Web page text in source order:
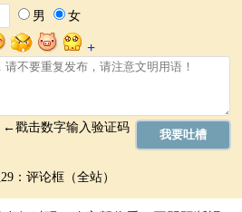
：评论框（全站）